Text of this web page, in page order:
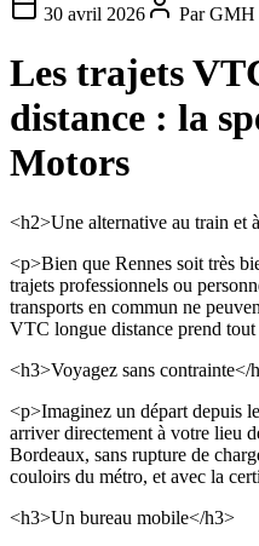
30 avril 2026 ParGMH
Les trajets
distance : la
Motors
<h2>Une alternative au train et
<p>Bien que Rennes soit très
trajets professionnels ou
transports en commun ne
VTC longue distance prend tout
<h3>Voyagez sans contrainte</
<p>Imaginez un départ depuis
arriver directement à votre lieu
Bordeaux, sans rupture de
couloirs du métro, et avec la
<h3>Un bureau mobile</h3>